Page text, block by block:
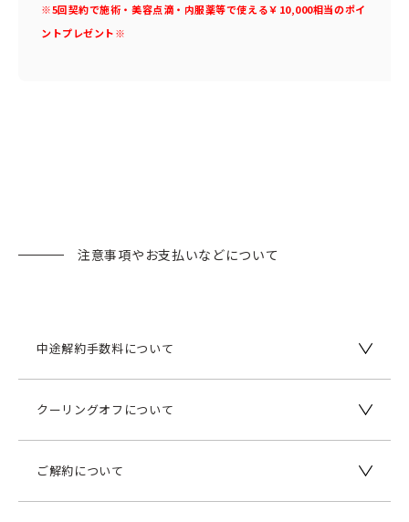
※5回契約で施術・美容点滴・内服薬等で使える￥10,000相当のポイ
ントプレゼント※
注意事項やお支払いなどについて
中途解約手数料について
クーリングオフについて
ご解約について